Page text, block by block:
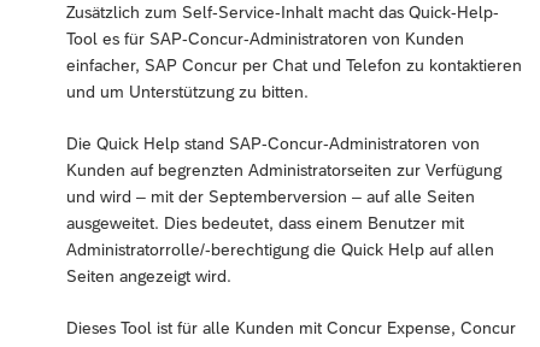
Zusätzlich zum Self-Service-Inhalt macht das Quick-Help-
Tool es für SAP-Concur-Administratoren von Kunden
einfacher, SAP Concur per Chat und Telefon zu kontaktieren
und um Unterstützung zu bitten.
Die Quick Help stand SAP-Concur-Administratoren von
Kunden auf begrenzten Administratorseiten zur Verfügung
und wird – mit der Septemberversion – auf alle Seiten
ausgeweitet. Dies bedeutet, dass einem Benutzer mit
Administratorrolle/-berechtigung die Quick Help auf allen
Seiten angezeigt wird.
Dieses Tool ist für alle Kunden mit Concur Expense, Concur